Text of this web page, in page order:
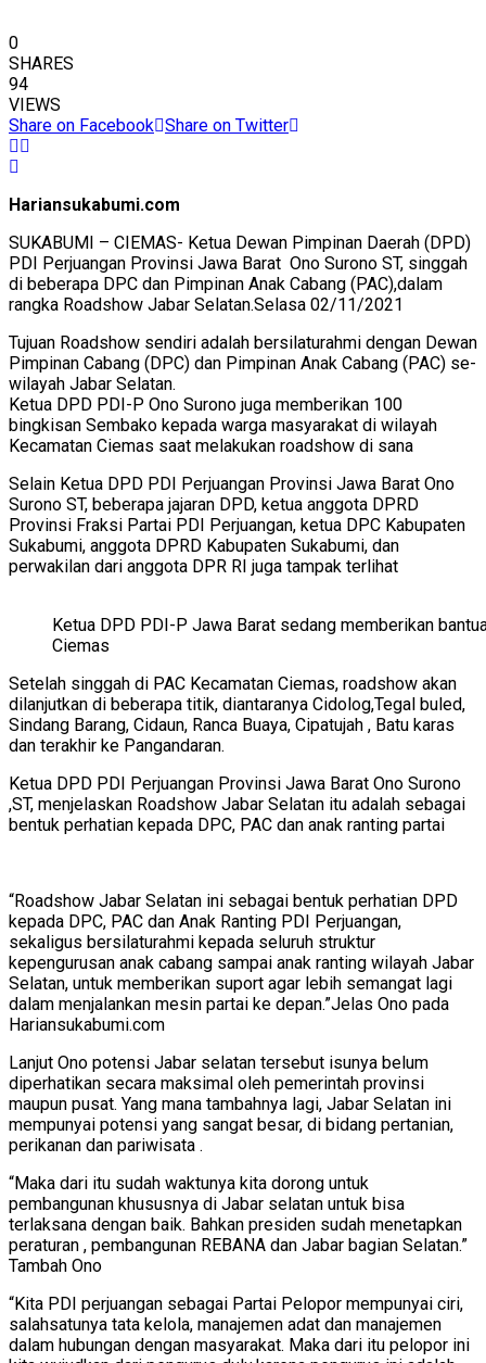
0
SHARES
94
VIEWS
Share on Facebook Share on Twitter
Hariansukabumi.com
SUKABUMI – CIEMAS- Ketua Dewan Pimpinan Daerah (DPD)
PDI Perjuangan Provinsi Jawa Barat Ono Surono ST, singgah
di beberapa DPC dan Pimpinan Anak Cabang (PAC),dalam
rangka Roadshow Jabar Selatan.Selasa 02/11/2021
Tujuan Roadshow sendiri adalah bersilaturahmi dengan Dewan
Pimpinan Cabang (DPC) dan Pimpinan Anak Cabang (PAC) se-
wilayah Jabar Selatan.
Ketua DPD PDI-P Ono Surono juga memberikan 100
bingkisan Sembako kepada warga masyarakat di wilayah
Kecamatan Ciemas saat melakukan roadshow di sana
Selain Ketua DPD PDI Perjuangan Provinsi Jawa Barat Ono
Surono ST, beberapa jajaran DPD, ketua anggota DPRD
Provinsi Fraksi Partai PDI Perjuangan, ketua DPC Kabupaten
Sukabumi, anggota DPRD Kabupaten Sukabumi, dan
perwakilan dari anggota DPR RI juga tampak terlihat
Ketua DPD PDI-P Jawa Barat sedang memberikan
Ciemas
Setelah singgah di PAC Kecamatan Ciemas, roadshow akan
dilanjutkan di beberapa titik, diantaranya Cidolog,Tegal buled,
Sindang Barang, Cidaun, Ranca Buaya, Cipatujah , Batu karas
dan terakhir ke Pangandaran.
Ketua DPD PDI Perjuangan Provinsi Jawa Barat Ono Surono
,ST, menjelaskan Roadshow Jabar Selatan itu adalah sebagai
bentuk perhatian kepada DPC, PAC dan anak ranting partai
“Roadshow Jabar Selatan ini sebagai bentuk perhatian DPD
kepada DPC, PAC dan Anak Ranting PDI Perjuangan,
sekaligus bersilaturahmi kepada seluruh struktur
kepengurusan anak cabang sampai anak ranting wilayah Jabar
Selatan, untuk memberikan suport agar lebih semangat lagi
dalam menjalankan mesin partai ke depan.”Jelas Ono pada
Hariansukabumi.com
Lanjut Ono potensi Jabar selatan tersebut isunya belum
diperhatikan secara maksimal oleh pemerintah provinsi
maupun pusat. Yang mana tambahnya lagi, Jabar Selatan ini
mempunyai potensi yang sangat besar, di bidang pertanian,
perikanan dan pariwisata .
“Maka dari itu sudah waktunya kita dorong untuk
pembangunan khususnya di Jabar selatan untuk bisa
terlaksana dengan baik. Bahkan presiden sudah menetapkan
peraturan , pembangunan REBANA dan Jabar bagian Selatan.”
Tambah Ono
“Kita PDI perjuangan sebagai Partai Pelopor mempunyai ciri,
salahsatunya tata kelola, manajemen adat dan manajemen
dalam hubungan dengan masyarakat. Maka dari itu pelopor ini